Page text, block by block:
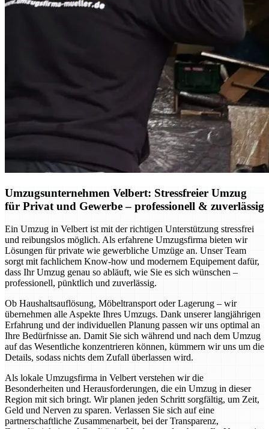
Umzugsunternehmen Velbert: Stressfreier Umzug
für Privat und Gewerbe – professionell & zuverlässig
Ein Umzug in Velbert ist mit der richtigen Unterstützung stressfrei
und reibungslos möglich. Als erfahrene Umzugsfirma bieten wir
Lösungen für private wie gewerbliche Umzüge an. Unser Team
sorgt mit fachlichem Know-how und modernem Equipement dafür,
dass Ihr Umzug genau so abläuft, wie Sie es sich wünschen –
professionell, pünktlich und zuverlässig.
Ob Haushaltsauflösung, Möbeltransport oder Lagerung – wir
übernehmen alle Aspekte Ihres Umzugs. Dank unserer langjährigen
Erfahrung und der individuellen Planung passen wir uns optimal an
Ihre Bedürfnisse an. Damit Sie sich während und nach dem Umzug
auf das Wesentliche konzentrieren können, kümmern wir uns um die
Details, sodass nichts dem Zufall überlassen wird.
Als lokale Umzugsfirma in Velbert verstehen wir die
Besonderheiten und Herausforderungen, die ein Umzug in dieser
Region mit sich bringt. Wir planen jeden Schritt sorgfältig, um Zeit,
Geld und Nerven zu sparen. Verlassen Sie sich auf eine
partnerschaftliche Zusammenarbeit, bei der Transparenz,